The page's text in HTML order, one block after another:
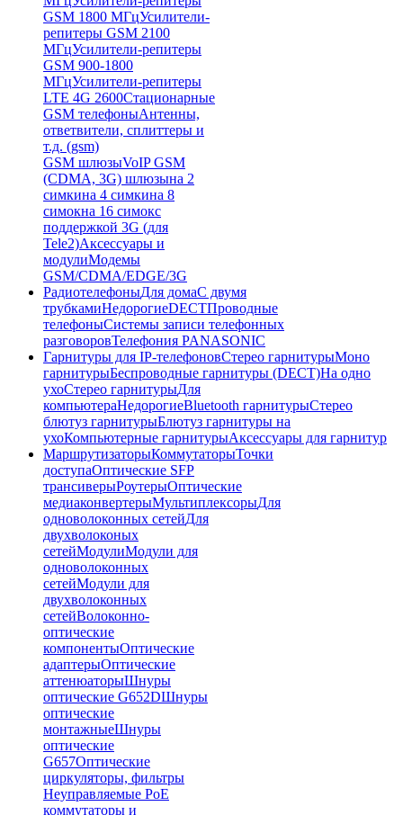
GSM 1800 МГцУсилители-
репитеры GSM 2100
МГцУсилители-репитеры
GSM 900-1800
МГцУсилители-репитеры
LTE 4G 2600Стационарные
GSM телефоныАнтенны,
ответвители, сплиттеры и
т.д. (gsm)
GSM шлюзыVoIP GSM
(CDMA, 3G) шлюзына 2
симкина 4 симкина 8
симокна 16 симокс
поддержкой 3G (для
Tele2)Аксессуары и
модулиМодемы
GSM/CDMA/EDGE/3G
РадиотелефоныДля домаС двумя
трубкамиНедорогиеDECTПроводные
телефоныСистемы записи телефонных
разговоровТелефония PANASONIC
Гарнитуры для IP-телефоновСтерео гарнитурыМоно
гарнитурыБеспроводные гарнитуры (DECT)На одно
ухоСтерео гарнитурыДля
компьютераНедорогиеBluetooth гарнитурыСтерео
блютуз гарнитурыБлютуз гарнитуры на
ухоКомпьютерные гарнитурыАксессуары для гарнитур
МаршрутизаторыКоммутаторыТочки
доступаОптические SFP
трансиверыРоутерыОптические
медиаконвертерыМультиплексорыДля
одноволоконных сетейДля
двухволоконых
сетейМодулиМодули для
одноволоконных
сетейМодули для
двухволоконных
сетейВолоконно-
оптические
компонентыОптические
адаптерыОптические
аттенюаторыШнуры
оптические G652DШнуры
оптические
монтажныеШнуры
оптические
G657Оптические
циркуляторы, фильтры
Неуправляемые PoE
коммутаторы и